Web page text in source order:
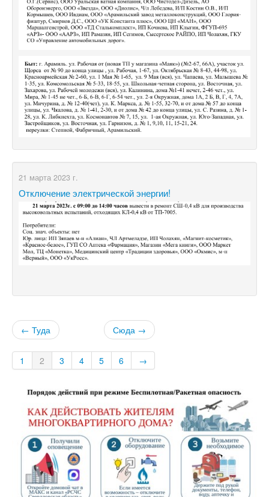
21 марта 2023 г.
Отключение электрической энергии!
← Туда Сюда →
1 2 3 4 5 6 →